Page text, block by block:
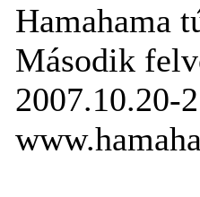
Hamahama
Második
2007.10.20-